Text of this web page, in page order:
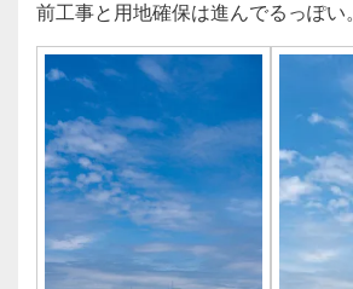
前工事と用地確保は進んでるっぽい。